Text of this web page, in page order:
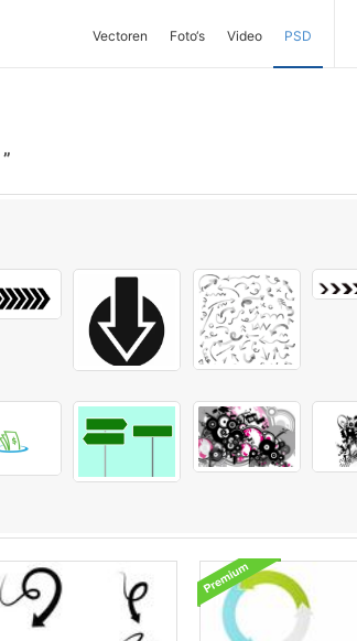
Vectoren Foto‘s Video PSD